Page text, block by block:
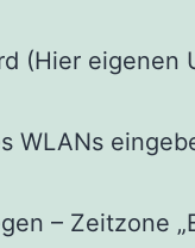
(Hier eigenen
WLANs
– Zeitzone